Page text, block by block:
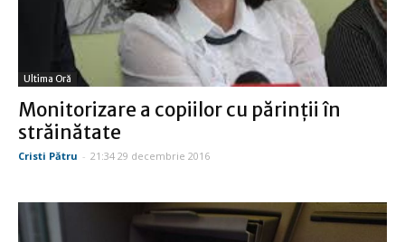
Ultima Oră
Monitorizare a copiilor cu părinţii în
străinătate
Cristi Pătru - 21:34 29 decembrie 2016